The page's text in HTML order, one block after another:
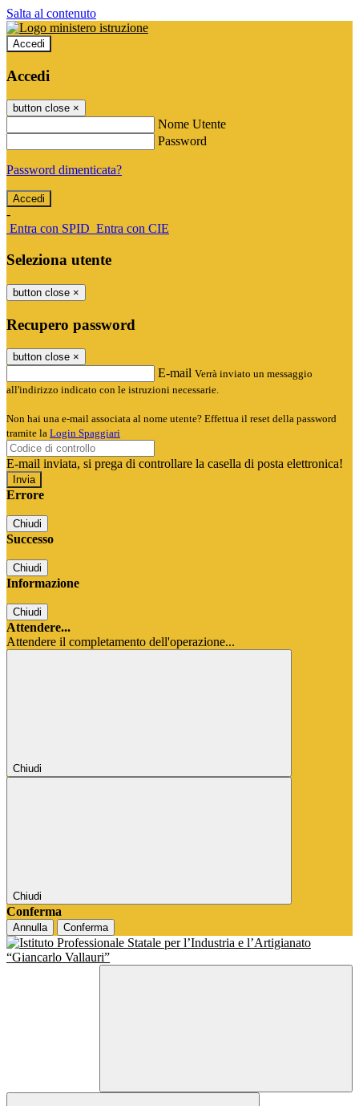
Salta al contenuto
Accedi
Accedi
button close ×
Nome Utente
Password
Password dimenticata?
-
Entra con SPID Entra con CIE
Seleziona utente
button close ×
Recupero password
button close ×
E-mail Verrà inviato un messaggio
all'indirizzo indicato con le istruzioni necessarie.
Non hai una e-mail associata al nome utente? Effettua il reset della password
tramite la Login Spaggiari
E-mail inviata, si prega di controllare la casella di posta elettronica!
Errore
Chiudi
Successo
Chiudi
Informazione
Chiudi
Attendere...
Attendere il completamento dell'operazione...
Chiudi
Chiudi
Conferma
Annulla Conferma